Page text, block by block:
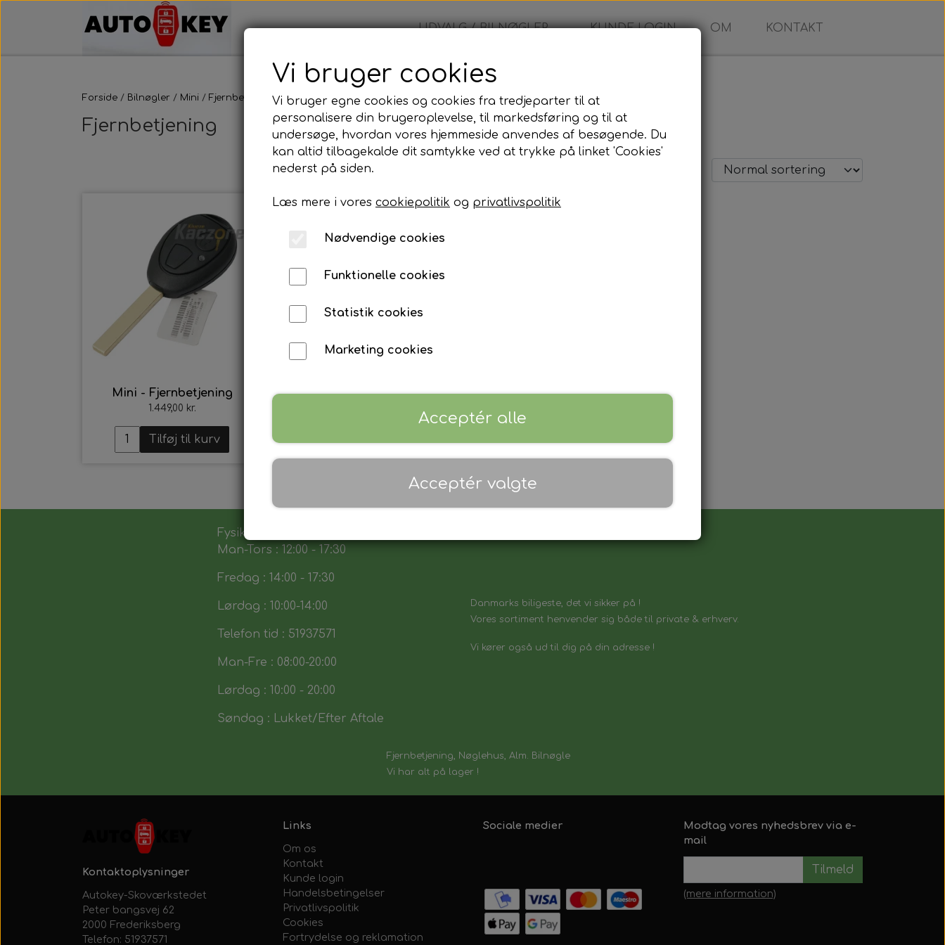
UDVALG / BILNØGLER KUNDE LOGIN OM KONTAKT
Forside Bilnøgler Mini Fjernbetjening
Fjernbetjening
Mini - Fjernbetjening
1.449,00 kr.
Tilføj til kurv
Mini - Fjernbetjening Mini - Fjernbetjening
Fysik butik :
Man-Tors : 12:00 - 17:30
Fredag : 14:00 - 17:30
Lørdag : 10:00-14:00
Telefon tid : 51937571
Man-Fre : 08:00-20:00
Lørdag : 10:00 - 20:00
Søndag : Lukket/Efter Aftale
Danmarks biligeste, det vi sikker på !
Vores sortiment henvender sig både til private & erhverv.
Vi kører også ud til dig på din adresse !
Fjernbetjening, Nøglehus, Alm. Bilnøgle
Vi har alt på lager !
Kontaktoplysninger
Autokey-Skoværkstedet
Peter bangsvej 62
2000 Frederiksberg
Telefon: 51937571
Links
Om os
Kontakt
Kunde login
Handelsbetingelser
Privatlivspolitik
Cookies
Fortrydelse og reklamation
Sociale medier
Modtag vores nyhedsbrev via e-
mail
Tilmeld
(mere information)
Vi bruger cookies
Vi bruger egne cookies og cookies fra tredjeparter til at
personalisere din brugeroplevelse, til markedsføring og til at
undersøge, hvordan vores hjemmeside anvendes af besøgende. Du
kan altid tilbagekalde dit samtykke ved at trykke på linket 'Cookies'
nederst på siden.
Læs mere i vores cookiepolitik og privatlivspolitik
Nødvendige cookies
Funktionelle cookies
Statistik cookies
Marketing cookies
Acceptér alle
Acceptér valgte